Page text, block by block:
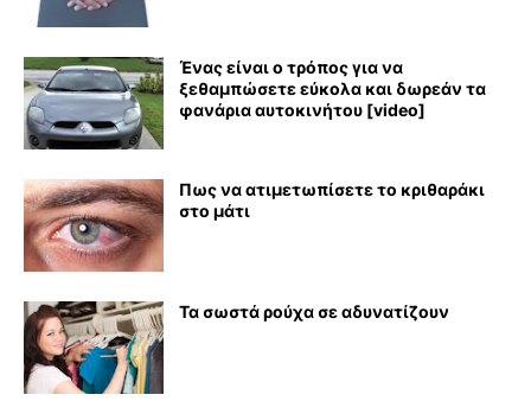
Ένας είναι ο τρόπος για να
ξεθαμπώσετε εύκολα και δωρεάν τα
φανάρια αυτοκινήτου [video]
Πως να ατιμετωπίσετε το κριθαράκι
στο μάτι
Τα σωστά ρούχα σε αδυνατίζουν